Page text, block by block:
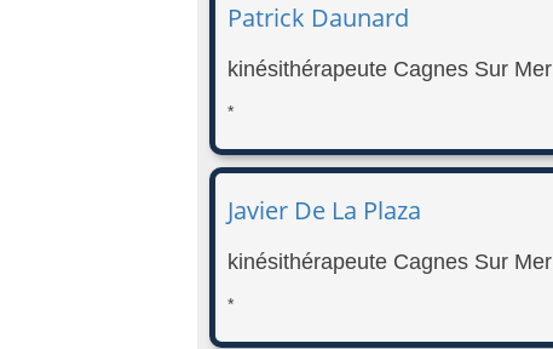
Patrick Daunard
kinésithérapeute Cagnes Sur Mer
*
Javier De La Plaza
kinésithérapeute Cagnes Sur Mer
*